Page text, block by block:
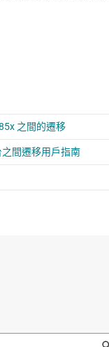
之間的遷移
間遷移用戶指南